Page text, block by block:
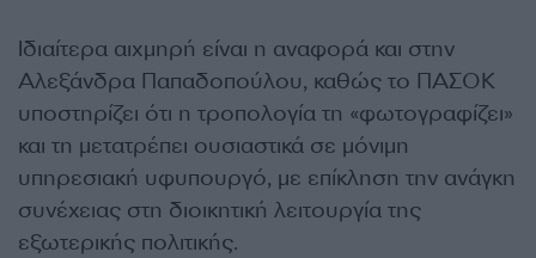
Ιδιαίτερα αιχμηρή είναι η αναφορά και στην
Αλεξάνδρα Παπαδοπούλου, καθώς το ΠΑΣΟΚ
υποστηρίζει ότι η τροπολογία τη «φωτογραφίζει»
και τη μετατρέπει ουσιαστικά σε μόνιμη
υπηρεσιακή υφυπουργό, με επίκληση την ανάγκη
συνέχειας στη διοικητική λειτουργία της
εξωτερικής πολιτικής.